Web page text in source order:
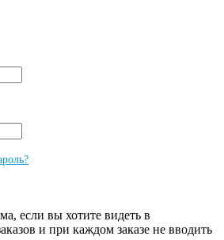
если вы хотите видеть в
и при каждом заказе не вводить